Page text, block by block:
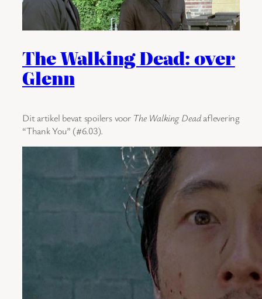
The Walking Dead: over
Glenn
Dit artikel bevat spoilers voor The Walking Deadaflevering
“Thank You” (#6.03).